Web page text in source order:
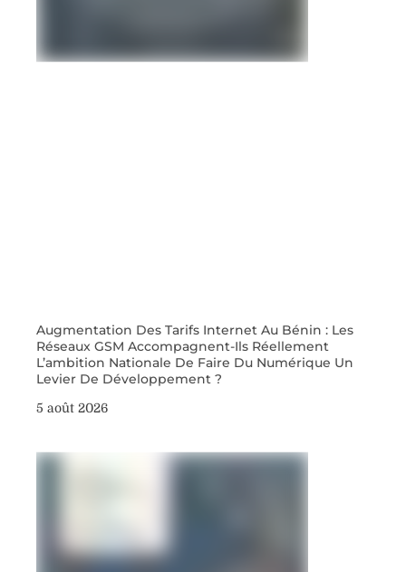
Augmentation Des Tarifs Internet Au Bénin : Les
Réseaux GSM Accompagnent-Ils Réellement
L’ambition Nationale De Faire Du Numérique Un
Levier De Développement ?
5 août 2026